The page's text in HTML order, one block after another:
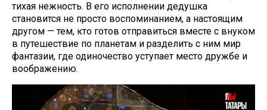
тихая нежность. В его исполнении дедушка
становится не просто воспоминанием, а настоящим
другом — тем, кто готов отправиться вместе с внуком
в путешествие по планетам и разделить с ним мир
фантазии, где одиночество уступает место дружбе и
воображению.